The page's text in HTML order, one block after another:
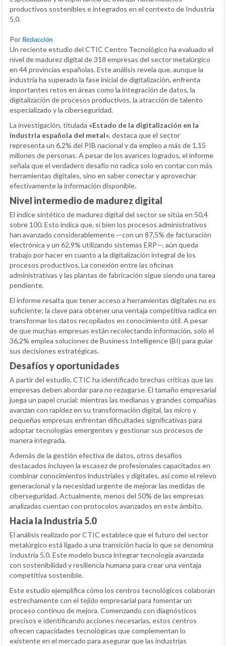
productivos sostenibles e integrados en el contexto de Industria
5.0.
PorRedacción
Un reciente estudio del CTIC Centro Tecnológico ha evaluado el
nivel de madurez digital de 318 empresas del sector metalúrgico
en 44 provincias españolas. Este análisis revela que, aunque la
industria ha superado la fase inicial de digitalización, enfrenta
importantes retos en áreas como la integración de datos, la
digitalización de procesos productivos, la atracción de talento
especializado y la ciberseguridad.
La investigación, titulada «Estado de la digitalización en la
industria española del metal», destaca que el sector
representa un 6,2% del PIB nacional y da empleo a más de 1,15
millones de personas. A pesar de los avances logrados, el informe
señala que el verdadero desafío no radica solo en contar con más
herramientas digitales, sino en saber conectar y aprovechar
efectivamente la información disponible.
Nivel intermedio de madurez digital
El índice sintético de madurez digital del sector se sitúa en 50,4
sobre 100. Esto indica que, si bien los procesos administrativos
han avanzado considerablemente —con un 87,5% de facturación
electrónica y un 62,9% utilizando sistemas ERP—, aún queda
trabajo por hacer en cuanto a la digitalización integral de los
procesos productivos. La conexión entre las oficinas
administrativas y las plantas de fabricación sigue siendo una tarea
pendiente.
El informe resalta que tener acceso a herramientas digitales no es
suficiente; la clave para obtener una ventaja competitiva radica en
transformar los datos recopilados en conocimiento útil. A pesar
de que muchas empresas están recolectando información, solo el
36,2% emplea soluciones de Business Intelligence (BI) para guiar
sus decisiones estratégicas.
Desafíos y oportunidades
A partir del estudio, CTIC ha identificado brechas críticas que las
empresas deben abordar para no rezagarse. El tamaño empresarial
juega un papel crucial: mientras las medianas y grandes compañías
avanzan con rapidez en su transformación digital, las micro y
pequeñas empresas enfrentan dificultades significativas para
adoptar tecnologías emergentes y gestionar sus procesos de
manera integrada.
Además de la gestión efectiva de datos, otros desafíos
destacados incluyen la escasez de profesionales capacitados en
combinar conocimientos industriales y digitales, así como el relevo
generacional y la necesidad urgente de mejorar las medidas de
ciberseguridad. Actualmente, menos del 50% de las empresas
analizadas cuentan con protocolos avanzados en este ámbito.
Hacia la Industria 5.0
El análisis realizado por CTIC establece que el futuro del sector
metalúrgico está ligado a una transición hacia lo que se denomina
Industria 5.0. Este modelo busca integrar tecnología avanzada
con sostenibilidad y resiliencia humana para crear una ventaja
competitiva sostenible.
Este estudio ejemplifica cómo los centros tecnológicos colaboran
estrechamente con el tejido empresarial para fomentar un
proceso continuo de mejora. Comenzando con diagnósticos
precisos e identificando acciones necesarias, estos centros
ofrecen capacidades tecnológicas que complementan lo
existente en el mercado para asegurar que las industrias